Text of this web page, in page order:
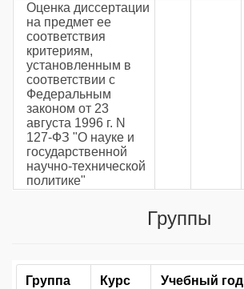
Оценка диссертации
на предмет ее
соответствия
критериям,
установленным в
соответствии с
Федеральным
законом от 23
августа 1996 г. N
127-ФЗ "О науке и
государственной
научно-технической
политике"
Группы
Группа Курс Учебный год